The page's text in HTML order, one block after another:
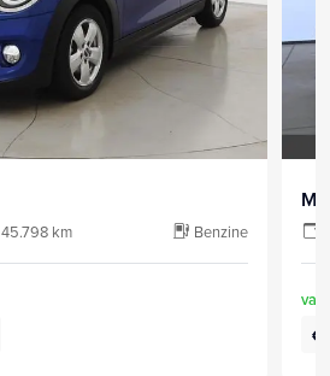
45.798 km Benzine
va.
€